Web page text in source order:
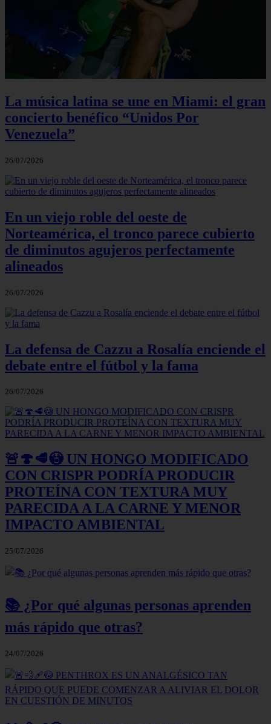
La música latina se une en Miami: el gran
concierto benéfico “Unidos Por
Venezuela”
26/07/2026
En un viejo roble del oeste de
Norteamérica, el tronco parece cubierto
de diminutos agujeros perfectamente
alineados
26/07/2026
La defensa de Cazzu a Rosalía enciende el
debate entre el fútbol y la fama
26/07/2026
🚨🍄🥩😳 UN HONGO MODIFICADO
CON CRISPR PODRÍA PRODUCIR
PROTEÍNA CON TEXTURA MUY
PARECIDA A LA CARNE Y MENOR
IMPACTO AMBIENTAL
25/07/2026
📚 ¿Por qué algunas personas aprenden
más rápido que otras?
24/07/2026